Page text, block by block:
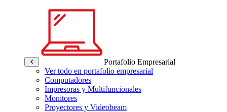
Portafolio Empresarial
Ver todo en portafolio empresarial
Computadores
Impresoras y Multifuncionales
Monitores
Proyectores y Videobeam